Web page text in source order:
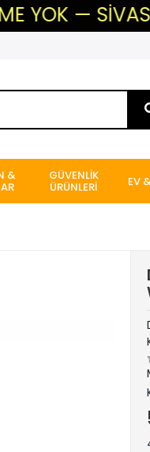
SİVAS'IN
& GÜVENLİK
ÜRÜNLERİ EV